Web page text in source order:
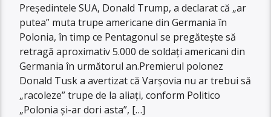
Președintele SUA, Donald Trump, a declarat că „ar
putea” muta trupe americane din Germania în
Polonia, în timp ce Pentagonul se pregătește să
retragă aproximativ 5.000 de soldați americani din
Germania în următorul an.Premierul polonez
Donald Tusk a avertizat că Varșovia nu ar trebui să
„racoleze” trupe de la aliați, conform Politico
„Polonia și-ar dori asta”, […]